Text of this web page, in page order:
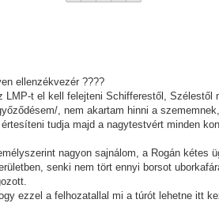
ellenzékvezér ????
LMP-t el kell felejteni Schifferestől,
, nem akartam hinni a
tudja majd a nagytestvért minden
nagyon sajnálom, a Rogán kétes
senki nem tört ennyi borsot
ezzel a felhozatallal mi a túrót lehetne itt